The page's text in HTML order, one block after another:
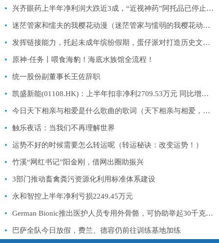
兴齐眼药上半年净利润大跌近3成，“近视神药”阿托品已停止网售一年
迷茫管家和懦夫的我樱花动漫（迷茫管家与懦弱的我樱花动漫）
发挥链接能力，托起未成年缤纷假期，蛋仔派对打造历史文化之旅
原神·任务丨喂食海豹！海底水族馆全流程！
统一股份副董事长王佐辞职
凯盛新能(01108.HK)：上半年扣非净利2709.53万元 同比增长17.47%
今日天下相亲与相爱是什么歌曲的歌词（天下相亲与相爱，情动千里之外是哪首歌的歌词）
触乐夜话：当我们不再理解世界
运势不好的时候需要怎么转运呢（转运秘诀：改变运势！）
竹溪“网红书记”阳金刚，借网出圈助振兴
3部门推动畜禽粪污资源化利用标准体系建设
永和智控上半年净利亏损2249.45万元
German Bionic推出医护人员专用外骨骼，可协助举起30千克重物
巴萨全队今日放假，费兰、德容仍前往训练基地加练